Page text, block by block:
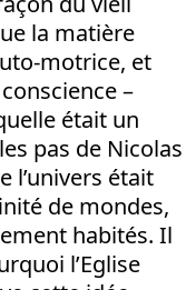
la matière
motrice, et
–
était un
pas de Nicolas
l’univers était
de mondes,
habités. Il
l’Eglise